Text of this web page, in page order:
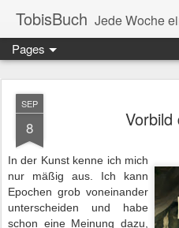
TobisBuch Jede Woche
Pages
SEP
8
In der Kunst kenne ich mich
nur mäßig aus. Ich kann
Epochen grob voneinander
unterscheiden und habe
schon eine Meinung dazu,